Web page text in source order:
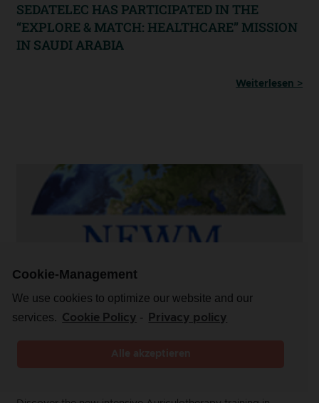
Cookie-Management
We use cookies to optimize our website and our
services. Cookie Policy - Privacy policy
SEDATELEC HAS PARTICIPATED IN THE
“EXPLORE & MATCH: HEALTHCARE” MISSION
IN SAUDI ARABIA
Weiterlesen >